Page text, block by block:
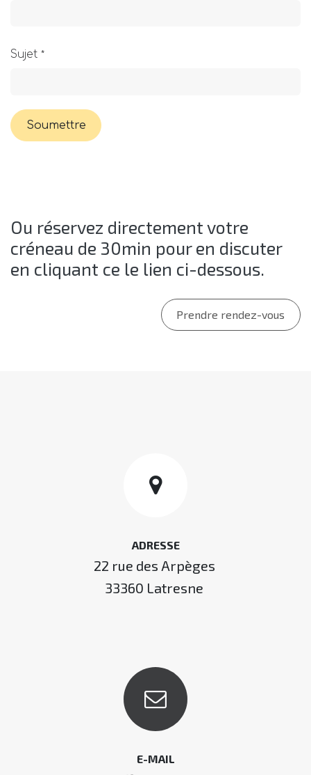
Sujet *
Soumettre
Ou réservez directement votre
créneau de 30min pour en discuter
en cliquant ce le lien ci-dessous.
Prendre rendez-vous
ADRESSE
22 rue des Arpèges
33360 Latresne
E-MAIL